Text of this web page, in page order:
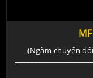
(Ngàm chuyển